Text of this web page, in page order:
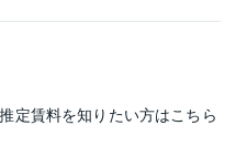
定賃料を知りたい方はこちら